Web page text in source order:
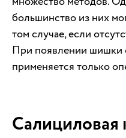
большинство из них
том случае, если
При появлении
применяется только
Салициловая